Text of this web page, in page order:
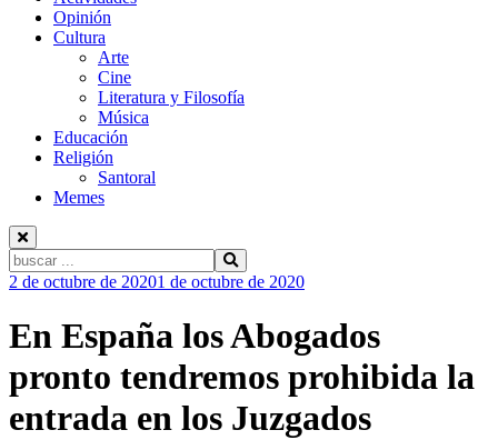
Opinión
Cultura
Arte
Cine
Literatura y Filosofía
Música
Educación
Religión
Santoral
Memes
Buscar:
Ir
contenido
2 de octubre de 20201 de octubre de 2020
En España los Abogados
pronto tendremos prohibida la
entrada en los Juzgados